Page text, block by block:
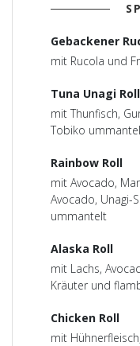
Gebackener
mit Rucola und
Tuna Unagi Roll
mit Thunfisch,
Tobiko
Rainbow Roll
mit Avocado,
Avocado, Unagi-
ummantelt
Alaska Roll
mit Lachs,
Kräuter und
Chicken Roll
mit